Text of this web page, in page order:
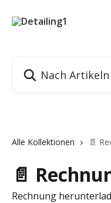
Alle Kollektionen 📄
📄
Rechnung